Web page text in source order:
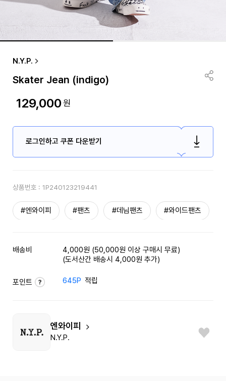
N.Y.P.
Skater Jean (indigo)
129,000원
로그인하고 쿠폰 다운받기
상품번호 : 1P240123219441
#엔와이피 #팬츠 #데님팬츠 #와이드팬츠
배송비
4,000원 (50,000원 이상 구매시 무료)
(도서산간 배송시 4,000원 추가)
포인트 645P 적립
엔와이피
N.Y.P.